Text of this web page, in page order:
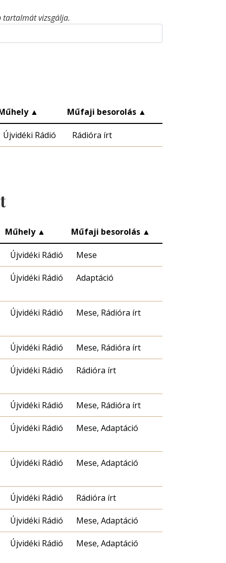
tartalmát vizsgálja.
▲ Műfaji besorolás ▲
Újvidéki Rádió Rádióra írt
Műhely ▲ Műfaji besorolás ▲
Újvidéki Rádió Mese
Újvidéki Rádió Adaptáció
Újvidéki Rádió Mese, Rádióra írt
Újvidéki Rádió Mese, Rádióra írt
Újvidéki Rádió Rádióra írt
Újvidéki Rádió Mese, Rádióra írt
Újvidéki Rádió Mese, Adaptáció
Újvidéki Rádió Mese, Adaptáció
Újvidéki Rádió Rádióra írt
Újvidéki Rádió Mese, Adaptáció
Újvidéki Rádió Mese, Adaptáció